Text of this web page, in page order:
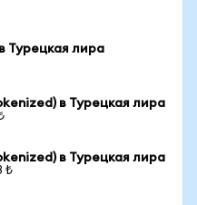
Турецкая лира
в Турецкая лира
в Турецкая лира
₺